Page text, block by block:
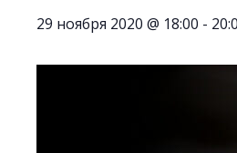
29 ноября 2020 @ 18:00 -